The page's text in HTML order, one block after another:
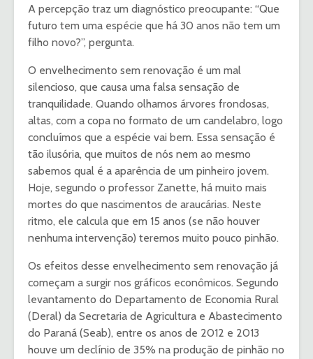
A percepção traz um diagnóstico preocupante: “Que
futuro tem uma espécie que há 30 anos não tem um
filho novo?”, pergunta.
O envelhecimento sem renovação é um mal
silencioso, que causa uma falsa sensação de
tranquilidade. Quando olhamos árvores frondosas,
altas, com a copa no formato de um candelabro, logo
concluímos que a espécie vai bem. Essa sensação é
tão ilusória, que muitos de nós nem ao mesmo
sabemos qual é a aparência de um pinheiro jovem.
Hoje, segundo o professor Zanette, há muito mais
mortes do que nascimentos de araucárias. Neste
ritmo, ele calcula que em 15 anos (se não houver
nenhuma intervenção) teremos muito pouco pinhão.
Os efeitos desse envelhecimento sem renovação já
começam a surgir nos gráficos econômicos. Segundo
levantamento do Departamento de Economia Rural
(Deral) da Secretaria de Agricultura e Abastecimento
do Paraná (Seab), entre os anos de 2012 e 2013
houve um declínio de 35% na produção de pinhão no